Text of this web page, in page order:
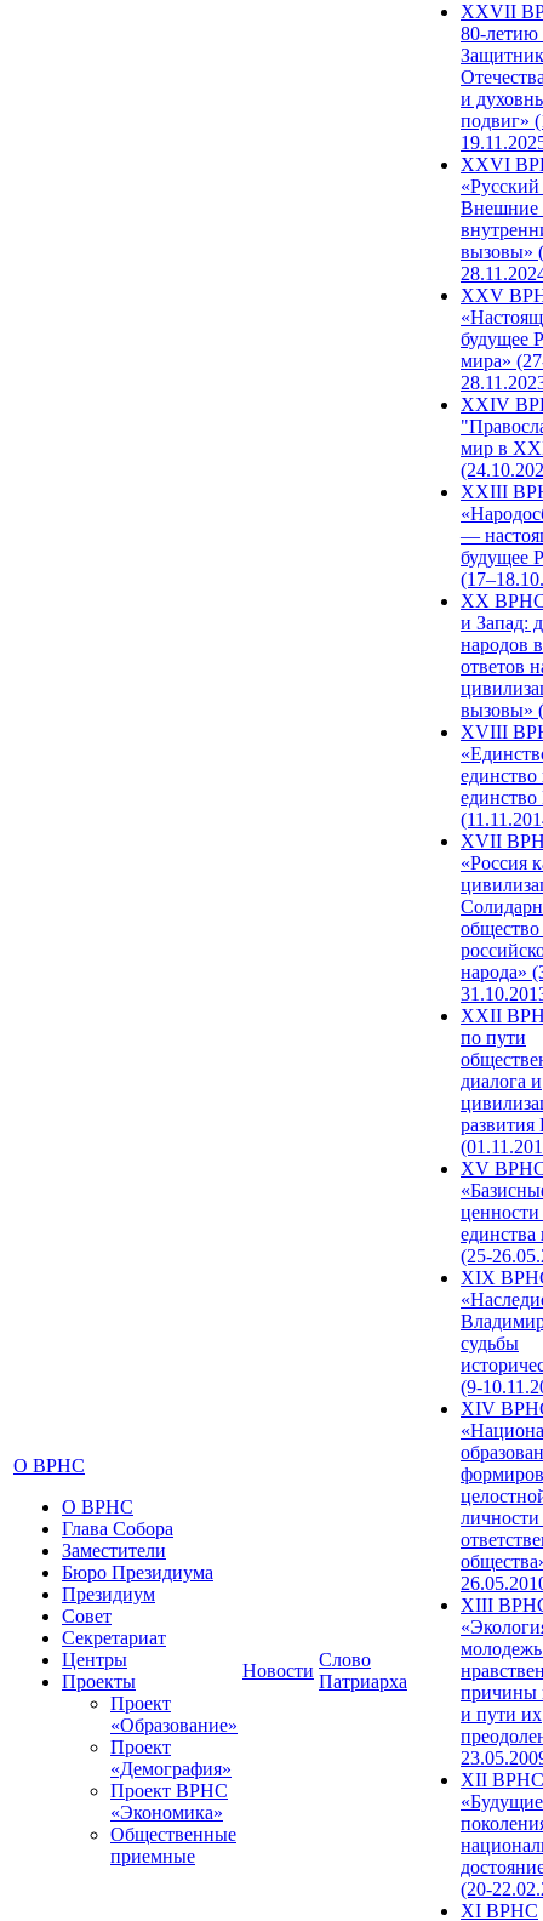
О ВРНС
О ВРНС
Глава Собора
Заместители
Бюро Президиума
Президиум
Совет
Секретариат
Центры
Проекты
Проект
«Образование»
Проект
«Демография»
Проект ВРНС
«Экономика»
Общественные
приемные
Новости
Слово
Патриарха
ХХVII
80-
и
подвиг»
XXVI
Внешние
вызовы»
XXV
будущее
мира»
XXIV
мир в
XXIII
—
будущее
XX ВРНС
и Запад:
народов
ответов
вызовы»
XVIII
единство
единство
XVII
«Россия
народа»
XXII
по пути
диалога и
развития
XV
единства
(25-
XIX
судьбы
(9-
XIV
XIII
причины
и пути их
XII ВРНС
«Будущие
(20-
XI ВРНС